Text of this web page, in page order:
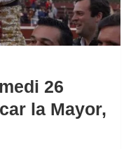
26
la Mayor,